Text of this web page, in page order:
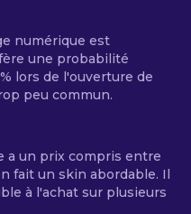
numérique est
une probabilité
lors de l'ouverture de
peu commun.
a un prix compris entre
fait un skin abordable. Il
à l'achat sur plusieurs